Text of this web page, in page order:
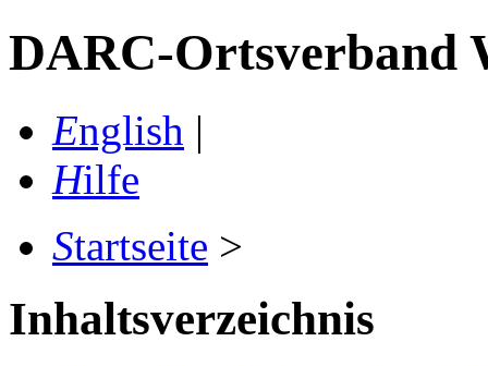
DARC-Ortsverband
English |
Hilfe
Startseite >
Inhaltsverzeichnis